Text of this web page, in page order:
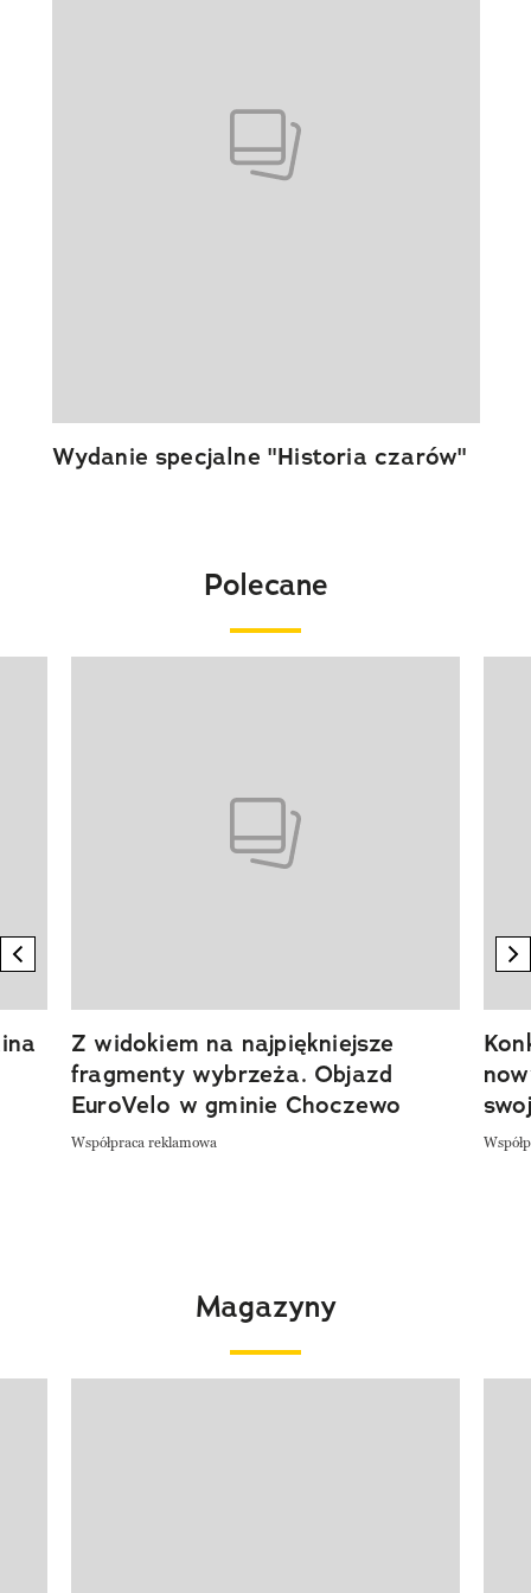
Wydanie specjalne "Historia czarów"
Polecane
previous element
Z widokiem na najpiękniejsze
fragmenty wybrzeża. Objazd
EuroVelo w gminie Choczewo
Współpraca reklamowa
Magazyny